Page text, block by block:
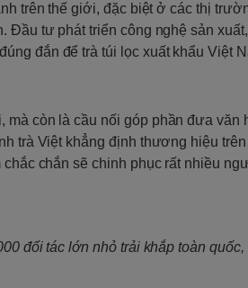
trên thế giới, đặc biệt ở các thị
Đầu tư phát triển công nghệ sản
đắn để trà túi lọc xuất khẩu Việt
mà còn là cầu nối góp phần đưa
trà Việt khẳng định thương hiệu
chắn sẽ chinh phục rất nhiều
đối tác lớn nhỏ trải khắp toàn